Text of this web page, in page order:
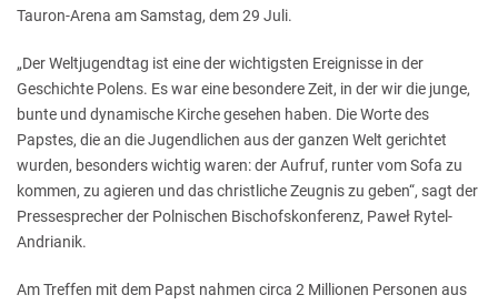
Tauron-Arena am Samstag, dem 29 Juli.
„Der Weltjugendtag ist eine der wichtigsten Ereignisse in der
Geschichte Polens. Es war eine besondere Zeit, in der wir die junge,
bunte und dynamische Kirche gesehen haben. Die Worte des
Papstes, die an die Jugendlichen aus der ganzen Welt gerichtet
wurden, besonders wichtig waren: der Aufruf, runter vom Sofa zu
kommen, zu agieren und das christliche Zeugnis zu geben“, sagt der
Pressesprecher der Polnischen Bischofskonferenz, Paweł Rytel-
Andrianik.
Am Treffen mit dem Papst nahmen circa 2 Millionen Personen aus